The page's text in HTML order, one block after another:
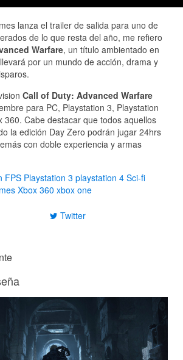
lanza el trailer de salida para uno de
de lo que resta del año, me refiero
Warfare, un título ambientado en
por un mundo de acción, drama y
Call of Duty: Advanced Warfare
para PC, Playstation 3, Playstation
360. Cabe destacar que todos aquellos
la edición Day Zero podrán jugar 24hrs
con doble experiencia y armas
FPS Playstation 3 playstation 4 Sci-fi
Xbox 360 xbox one
Twitter